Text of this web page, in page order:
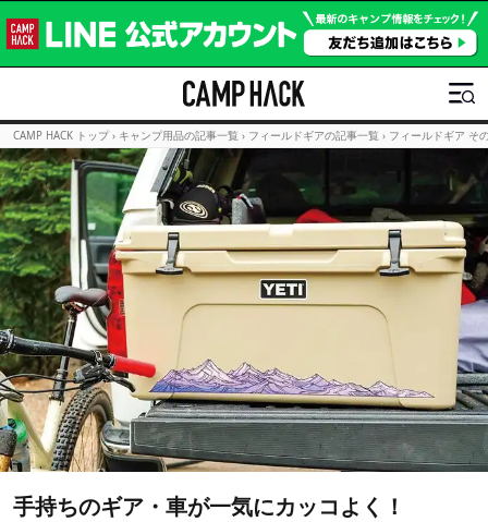
CAMP HACK トップ › キャンプ用品の記事一覧 › フィールドギアの記事一覧 › フィールドギア そ
手持ちのギア・車が一気にカッコよく！